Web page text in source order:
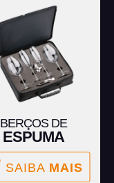
BERÇOS DE
ESPUMA
SAIBA MAIS